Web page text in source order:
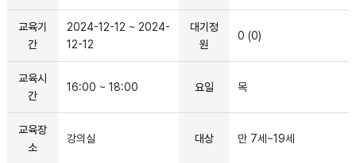
교육기
간
2024-12-12 ~ 2024-
12-12
대기정
원
0 (0)
교육시
간
16:00 ~ 18:00 요일 목
교육장
소
강의실 대상 만 7세~19세